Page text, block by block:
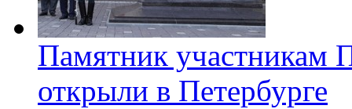
Памятник участникам
открыли в Петербурге